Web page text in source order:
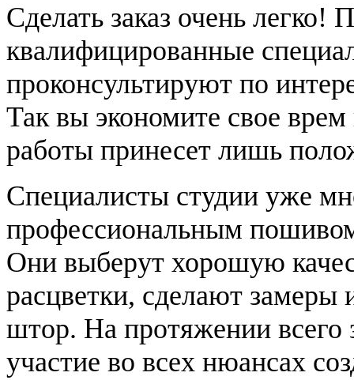
Сделать заказ очень
квалифицированные
проконсультируют по
Так вы экономите свое
работы принесет лишь
Специалисты студии уже
профессиональным
Они выберут хорошую
расцветки, сделают
штор. На протяжении всего
участие во всех нюансах